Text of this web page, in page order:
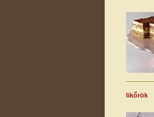
likőrök